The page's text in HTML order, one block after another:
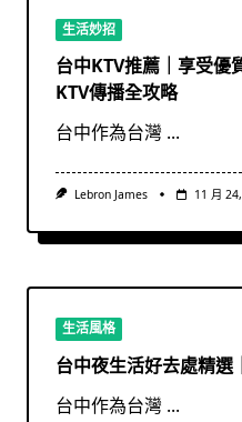
生活妙招
台中KTV推薦｜享受優
KTV傳播全攻略
台中作為台灣 ...
Lebron James 11 月
生活風格
台中夜生活好去處精選
台中作為台灣 ...